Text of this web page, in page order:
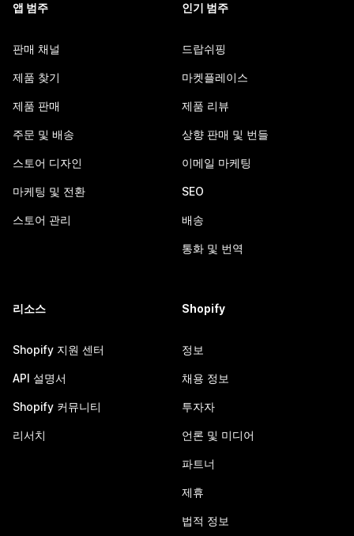
앱 범주
판매 채널
제품 찾기
제품 판매
주문 및 배송
스토어 디자인
마케팅 및 전환
스토어 관리
인기 범주
드랍쉬핑
마켓플레이스
제품 리뷰
상향 판매 및 번들
이메일 마케팅
SEO
배송
통화 및 번역
리소스
Shopify 지원 센터
API 설명서
Shopify 커뮤니티
리서치
Shopify
정보
채용 정보
투자자
언론 및 미디어
파트너
제휴
법적 정보